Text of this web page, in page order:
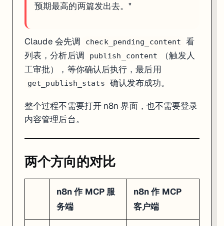
预期最高的两篇发出去。"
Claude 会先调 check_pending_content
看
列表，分析后调
publish_content
（触发人
工审批），等你确认后执行，最后用
get_publish_stats 确认发布成功。
整个过程不需要打开 n8n 界面，也不需要登录
内容管理后台。
两个方向的对比
n8n 作 MCP 服
务端
n8n 作 MCP
客户端